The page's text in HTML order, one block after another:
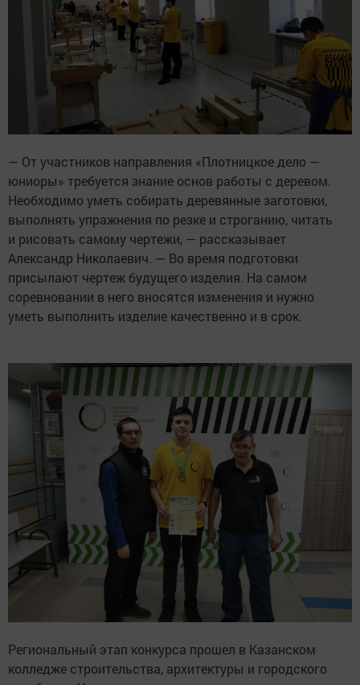
— От участников направления «Плотницкое дело —
юниоры» требуется знание основ работы с деревом.
Необходимо уметь собирать деревянные заготовки,
выполнять упражнения по резке и строганию, читать
и рисовать самому чертежи, — рассказывает
Александр Николаевич. — Во время подготовки
присылают чертеж будущего изделия. На самом
соревновании в него вносятся изменения и нужно
уметь выполнить изделие качественно и в срок.
Региональный этап конкурса прошел в Казанском
колледже строительства, архитектуры и городского